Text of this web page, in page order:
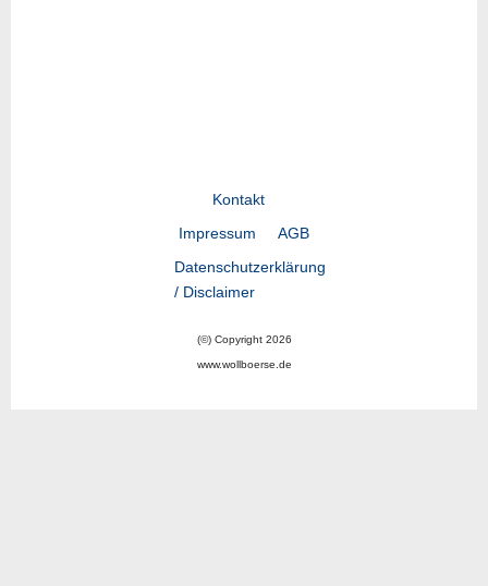
Kontakt
Impressum
AGB
Datenschutzerklärung
/ Disclaimer
(©) Copyright 2026
www.wollboerse.de